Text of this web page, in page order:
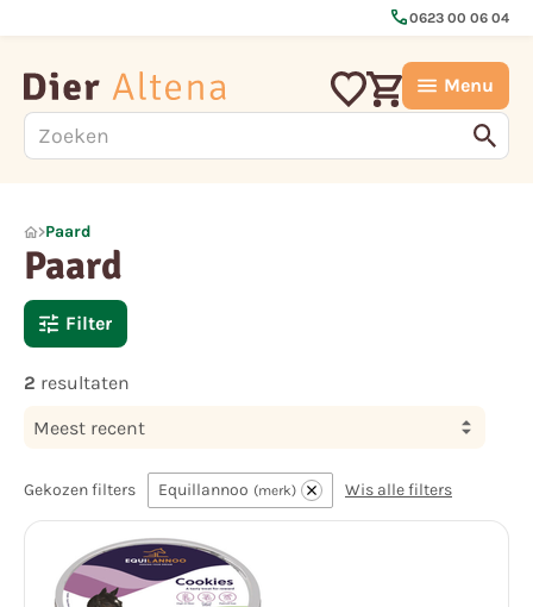
call0623 00 06 04
Menu
Paard
Paard
Filter
2 resultaten
Meest recent
Gekozen filters Equillannoo merk Wis alle filters